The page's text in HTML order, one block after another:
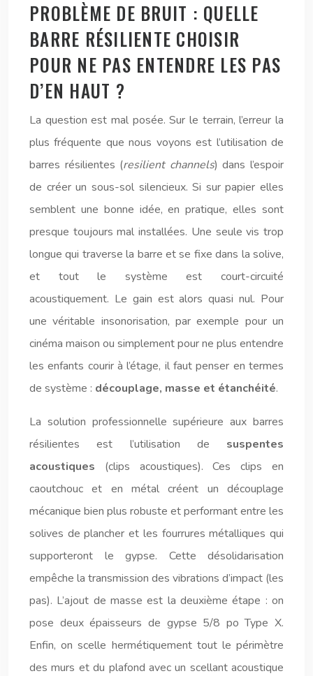
PROBLÈME DE BRUIT : QUELLE
BARRE RÉSILIENTE CHOISIR
POUR NE PAS ENTENDRE LES PAS
D’EN HAUT ?
La question est mal posée. Sur le terrain, l’erreur la
plus fréquente que nous voyons est l’utilisation de
barres résilientes (resilient channels) dans l’espoir
de créer un sous-sol silencieux. Si sur papier elles
semblent une bonne idée, en pratique, elles sont
presque toujours mal installées. Une seule vis trop
longue qui traverse la barre et se fixe dans la solive,
et tout le système est court-circuité
acoustiquement. Le gain est alors quasi nul. Pour
une véritable insonorisation, par exemple pour un
cinéma maison ou simplement pour ne plus entendre
les enfants courir à l’étage, il faut penser en termes
de système : découplage, masse et étanchéité.
La solution professionnelle supérieure aux barres
résilientes est l’utilisation de suspentes
acoustiques (clips acoustiques). Ces clips en
caoutchouc et en métal créent un découplage
mécanique bien plus robuste et performant entre les
solives de plancher et les fourrures métalliques qui
supporteront le gypse. Cette désolidarisation
empêche la transmission des vibrations d’impact (les
pas). L’ajout de masse est la deuxième étape : on
pose deux épaisseurs de gypse 5/8 po Type X.
Enfin, on scelle hermétiquement tout le périmètre
des murs et du plafond avec un scellant acoustique